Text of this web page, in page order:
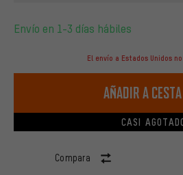
Envío en 1-3 días hábiles
El envío a Estados Unidos
Añadir a cesta
CASI
Compara